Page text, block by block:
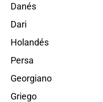
Danés
Dari
Holandés
Persa
Georgiano
Griego